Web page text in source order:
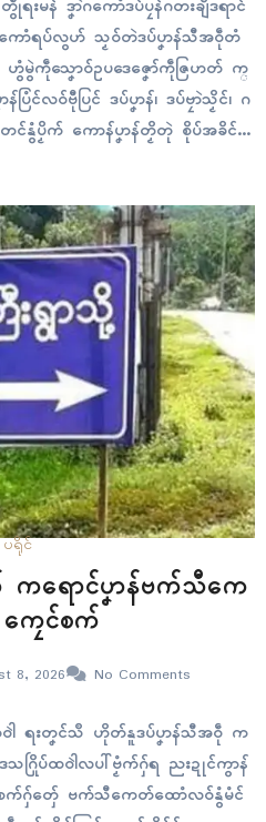
မန် ဒၞာဲဂကောံဒပ်ပၠန်ဂတးချဳဒရာၚ်
ကောံရပ်လွဟ် သၟဝ်တဲဒပ်ပၞာန်သီအဝဵုတံ
ဟွံမွဲကဵုသၞောဝ်ဥပဒေဇၞော်ကဵုဇြဟတ် က္
ၚ်လဝ်ဗီုပြၚ် ဒပ်ပၞာန်၊ ဒပ်ဗၠာဲသၟိၚ်၊ ဂ
ၚ်နွံပၟိက် ကောန်ပၞာန်တၟိတုဲ စိုပ်အခိၚ်ဗ္
မၠောန်၊ အခေါၚ်ဟီုဂး၊ အခေါၚ်အာ
စံၚ်ဗၠးဗၠးၜးၜး…
ပရိုၚ်
ကရောၚ်ပၞာန်ဗက်သီကေ
ေၚ်စက်
8, 2026 No Comments
ါဲ ရးတၞၚ်သဳ ဟိုတ်နူဒပ်ပၞာန်သီအဝဵု က
သဂြိုပ်ထဝါဲလပါ်ဗၟံက်ဂှ်ရ ညးဍုၚ်ကွာန်
က်ဂှ်တှ်ေ ဗက်သီကေတ်ထောံလဝ်နွံမံၚ်